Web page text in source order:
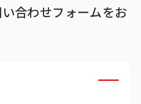
合わせフォームをお